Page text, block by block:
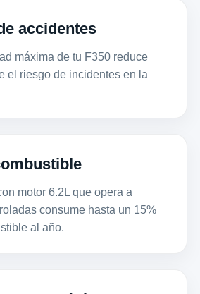
accidentes
máxima de tu F350 reduce
el riesgo de incidentes en la
motor 6.2L que opera a
consume hasta un 15%
al año.